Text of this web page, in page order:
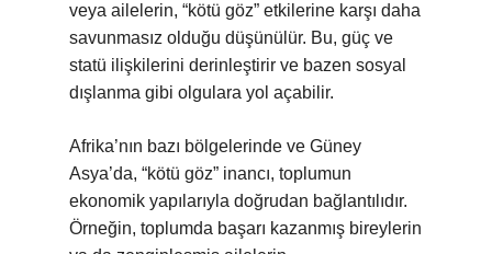
veya ailelerin, “kötü göz” etkilerine karşı daha
savunmasız olduğu düşünülür. Bu, güç ve
statü ilişkilerini derinleştirir ve bazen sosyal
dışlanma gibi olgulara yol açabilir.
Afrika’nın bazı bölgelerinde ve Güney
Asya’da, “kötü göz” inancı, toplumun
ekonomik yapılarıyla doğrudan bağlantılıdır.
Örneğin, toplumda başarı kazanmış bireylerin